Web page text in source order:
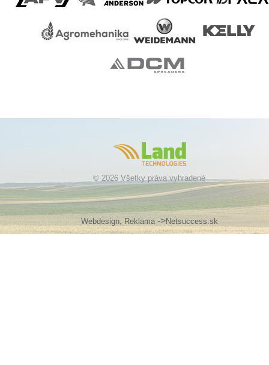
© 2026 Všetky práva vyhradené
Webdesign,Reklama->Netsuccess.sk